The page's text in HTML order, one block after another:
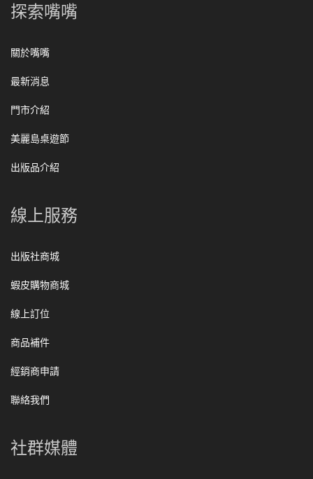
探索嘴嘴
關於嘴嘴
最新消息
門市介紹
美麗島桌遊節
出版品介紹
線上服務
出版社商城
蝦皮購物商城
線上訂位
商品補件
經銷商申請
聯絡我們
社群媒體